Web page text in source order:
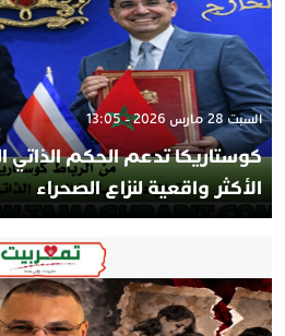
السبت 28 مارس 2026 - 13:05
كوستاريكا تدعم الحكم الذاتي
الأكثر واقعية لنزاع الصحراء